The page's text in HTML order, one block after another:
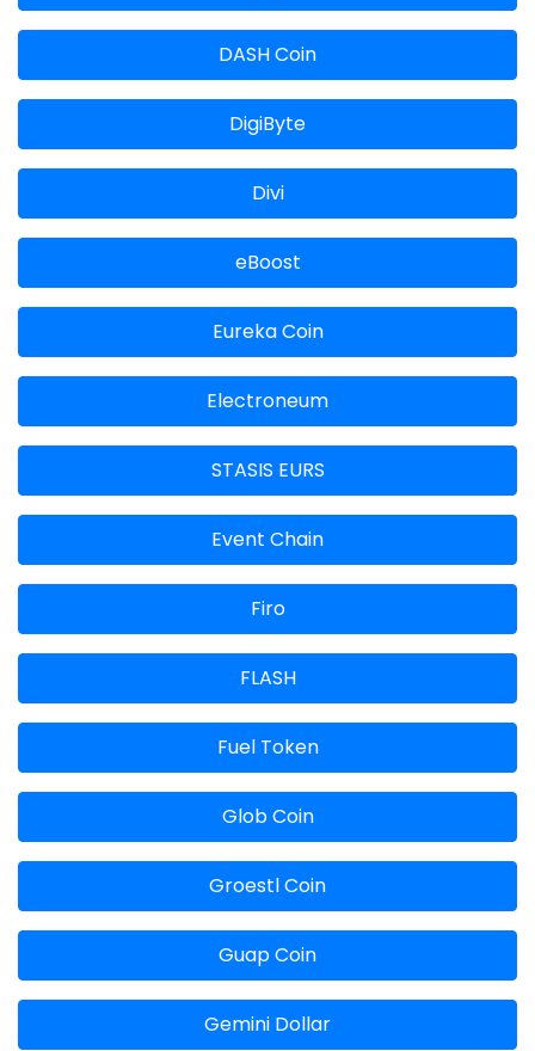
DASH Coin
DigiByte
Divi
eBoost
Eureka Coin
Electroneum
STASIS EURS
Event Chain
Firo
FLASH
Fuel Token
Glob Coin
Groestl Coin
Guap Coin
Gemini Dollar